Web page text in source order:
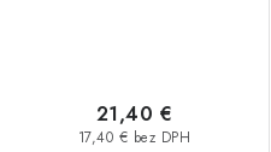
17,40 € bez DPH
21,40 €